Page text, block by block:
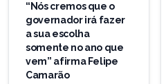
Post“Nós cremos que o
governador irá fazer
a sua escolha
somente no ano que
vem” afirma Felipe
Camarão